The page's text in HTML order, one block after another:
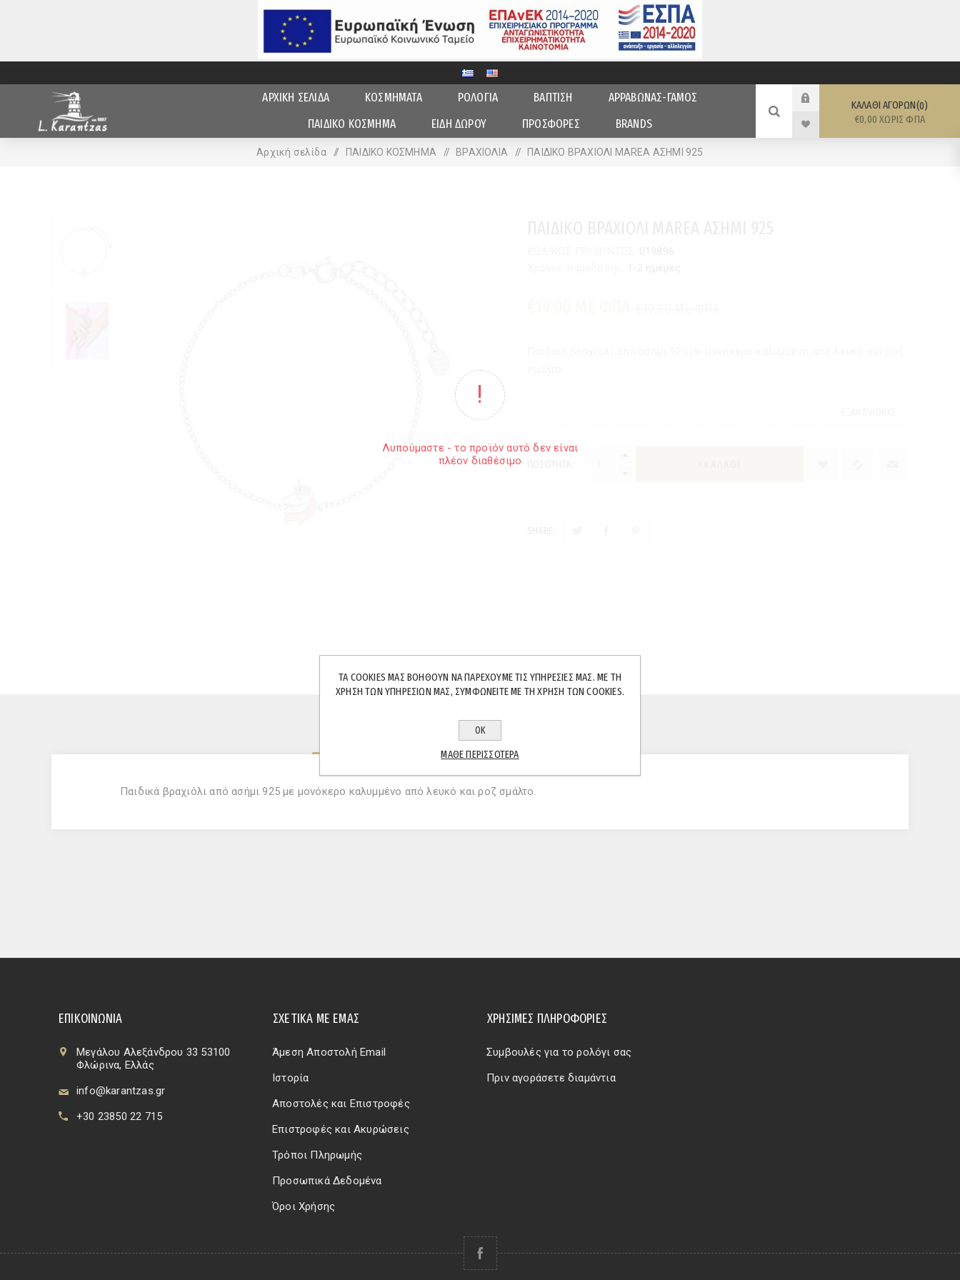
ΑΡΧΙΚΗ ΣΕΛΙΔΑ ΚΟΣΜΗΜΑΤΑ ΡΟΛΟΓΙΑ ΒΑΠΤΙΣΗ
ΑΡΡΑΒΩΝΑΣ-ΓΑΜΟΣ
ΠΑΙΔΙΚΟ ΚΟΣΜΗΜΑ
ΕΙΔΗ ΔΩΡΟΥ ΠΡΟΣΦΟΡΕΣ BRANDS
ΚΑΛΆΘΙ ΑΓΟΡΏΝ 0
€0,00 ΧΩΡΊΣ ΦΠΑ
Αρχική σελίδα / ΠΑΙΔΙΚΟ ΚΟΣΜΗΜΑ / ΒΡΑΧΙΟΛΙΑ / ΠΑΙΔΙΚΟ ΒΡΑΧΙΟΛΙ MAREA ΑΣΗΜΙ 925
Λυπούμαστε - το προϊόν αυτό δεν είναι
πλέον διαθέσιμο
ΧΑΡΑΚΤΗΡΙΣΤΙΚΆ
Παιδικά βραχιόλι από ασήμι 925 με μονόκερο καλυμμένο από λευκό και ροζ σμάλτο.
ΕΠΙΚΟΙΝΩΝΊΑ
Μεγάλου Αλεξάνδρου 33 53100
Φλώρινα, Ελλάς
info@karantzas.gr
+30 23850 22 715
ΣΧΕΤΙΚΆ ΜΕ ΕΜΆΣ
Άμεση Αποστολή Email
Ιστορία
Αποστολές και Επιστροφές
Επιστροφές και Ακυρώσεις
Τρόποι Πληρωμής
Προσωπικά Δεδομένα
Όροι Χρήσης
ΧΡΗΣΙΜΕΣ ΠΛΗΡΟΦΟΡΙΕΣ
Συμβουλές για το ρολόγι σας
Πριν αγοράσετε διαμάντια
ΤΑ COOKIES ΜΑΣ ΒΟΗΘΟΎΝ ΝΑ ΠΑΡΈΧΟΥΜΕ ΤΙΣ ΥΠΗΡΕΣΊΕΣ ΜΑΣ. ΜΕ ΤΗ
ΧΡΉΣΗ ΤΩΝ ΥΠΗΡΕΣΙΏΝ ΜΑΣ, ΣΥΜΦΩΝΕΊΤΕ ΜΕ ΤΗ ΧΡΉΣΗ ΤΩΝ COOKIES.
ΟΚ
ΜΆΘΕ ΠΕΡΙΣΣΌΤΕΡΑ